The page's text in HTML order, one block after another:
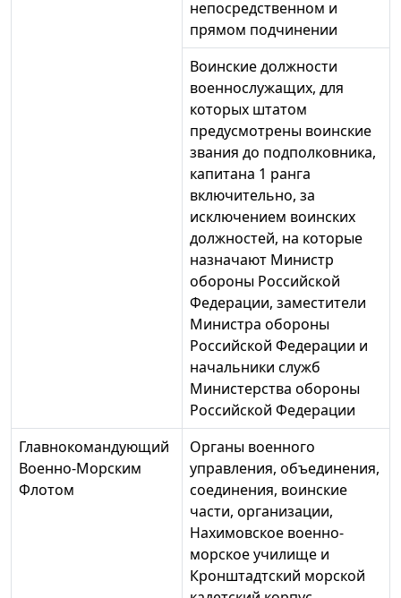
непосредственном и
прямом подчинении
Воинские должности
военнослужащих, для
которых штатом
предусмотрены воинские
звания до подполковника,
капитана 1 ранга
включительно, за
исключением воинских
должностей, на которые
назначают Министр
обороны Российской
Федерации, заместители
Министра обороны
Российской Федерации и
начальники служб
Министерства обороны
Российской Федерации
Главнокомандующий
Военно-Морским
Флотом
Органы военного
управления, объединения,
соединения, воинские
части, организации,
Нахимовское военно-
морское училище и
Кронштадтский морской